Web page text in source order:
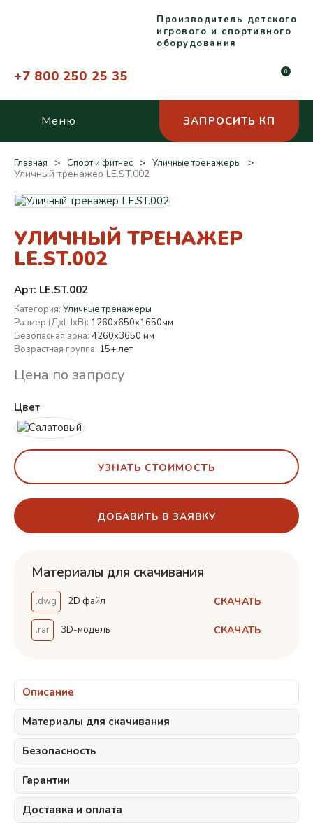
Производитель детского
игрового и спортивного
оборудования
+7 800 250 25 35 0
Меню ЗАПРОСИТЬ КП
Главная Спорт и фитнес Уличные тренажеры
Уличный тренажер LE.ST.002
УЛИЧНЫЙ ТРЕНАЖЕР
LE.ST.002
Арт: LE.ST.002
Категория: Уличные тренажеры
Размер (ДхШхВ): 1260х650х1650мм
Безопасная зона: 4260x3650 мм
Возрастная группа: 15+ лет
Цена по запросу
Цвет
УЗНАТЬ СТОИМОСТЬ
ДОБАВИТЬ В ЗАЯВКУ
Материалы для скачивания
.dwg 2D файл СКАЧАТЬ
.rar 3D-модель СКАЧАТЬ
Описание
Материалы для скачивания
Безопасность
Гарантии
Доставка и оплата